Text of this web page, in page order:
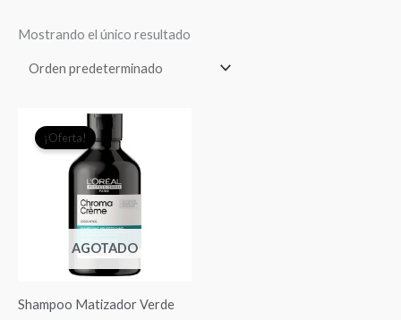
Mostrando el único resultado
AGOTADO
¡Oferta!
Shampoo Matizador Verde
El
precio
original
era:
$21.990.